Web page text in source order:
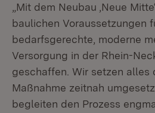
„Mit dem Neubau ,Neue
baulichen Voraussetzungen
bedarfsgerechte, moderne
Versorgung in der Rhein-
geschaffen. Wir setzen alles
Maßnahme zeitnah
begleiten den Prozess